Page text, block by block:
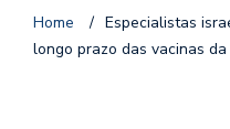
Home / Especialistas
longo prazo das vacinas